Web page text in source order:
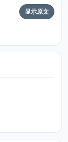
显示原文